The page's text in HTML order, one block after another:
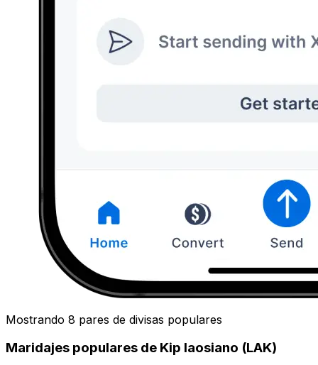
Mostrando 8 pares de divisas populares
Maridajes populares de Kip laosiano (LAK)